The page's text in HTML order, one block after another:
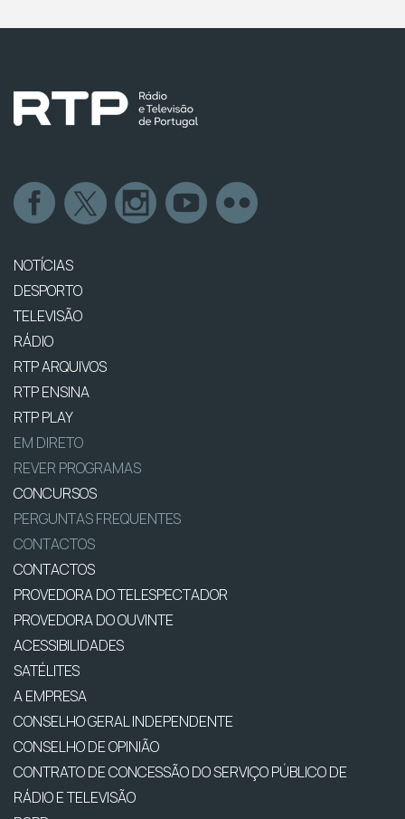
NOTÍCIAS
DESPORTO
TELEVISÃO
RÁDIO
RTP ARQUIVOS
RTP ENSINA
RTP PLAY
EM DIRETO
REVER PROGRAMAS
CONCURSOS
PERGUNTAS FREQUENTES
CONTACTOS
CONTACTOS
PROVEDORA DO TELESPECTADOR
PROVEDORA DO OUVINTE
ACESSIBILIDADES
SATÉLITES
A EMPRESA
CONSELHO GERAL INDEPENDENTE
CONSELHO DE OPINIÃO
CONTRATO DE CONCESSÃO DO SERVIÇO PÚBLICO DE
RÁDIO E TELEVISÃO